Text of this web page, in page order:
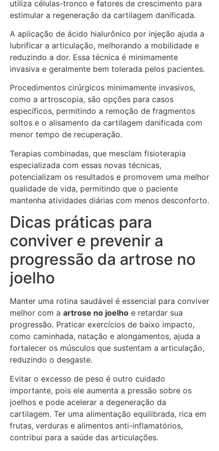
utiliza células-tronco e fatores de crescimento para
estimular a regeneração da cartilagem danificada.
A aplicação de ácido hialurônico por injeção ajuda a
lubrificar a articulação, melhorando a mobilidade e
reduzindo a dor. Essa técnica é minimamente
invasiva e geralmente bem tolerada pelos pacientes.
Procedimentos cirúrgicos minimamente invasivos,
como a artroscopia, são opções para casos
específicos, permitindo a remoção de fragmentos
soltos e o alisamento da cartilagem danificada com
menor tempo de recuperação.
Terapias combinadas, que mesclam fisioterapia
especializada com essas novas técnicas,
potencializam os resultados e promovem uma melhor
qualidade de vida, permitindo que o paciente
mantenha atividades diárias com menos desconforto.
Dicas práticas para
conviver e prevenir a
progressão da artrose no
joelho
Manter uma rotina saudável é essencial para conviver
melhor com a artrose no joelho e retardar sua
progressão. Praticar exercícios de baixo impacto,
como caminhada, natação e alongamentos, ajuda a
fortalecer os músculos que sustentam a articulação,
reduzindo o desgaste.
Evitar o excesso de peso é outro cuidado
importante, pois ele aumenta a pressão sobre os
joelhos e pode acelerar a degeneração da
cartilagem. Ter uma alimentação equilibrada, rica em
frutas, verduras e alimentos anti-inflamatórios,
contribui para a saúde das articulações.